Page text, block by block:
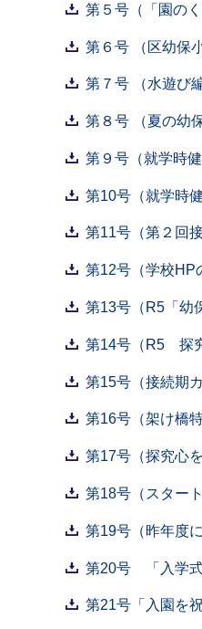
第５号（「園の
第６号 （区幼保
第７号 （水遊び
第８号 （夏の幼
第９号（就学時
第10号（就学時
第11号（第２回
第12号（学校HP
第13号（R5「幼
第14号（R5 探
第15号（接続期
第16号（架け橋
第17号（探究心
第18号（スター
第19号（昨年度
第20号 「入学式
第21号「入園を